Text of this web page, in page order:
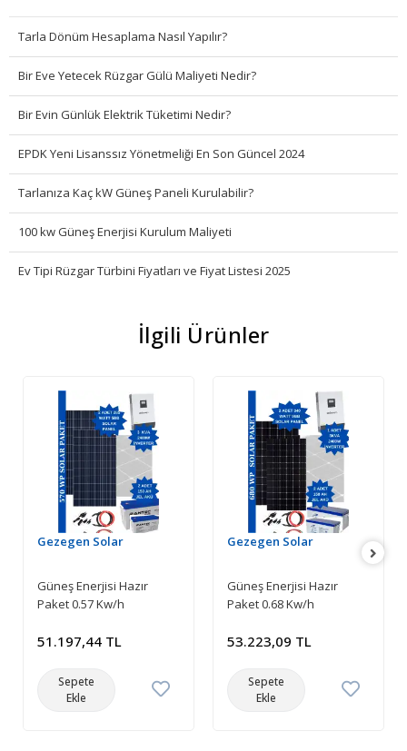
Tarla Dönüm Hesaplama Nasıl Yapılır?
Bir Eve Yetecek Rüzgar Gülü Maliyeti Nedir?
Bir Evin Günlük Elektrik Tüketimi Nedir?
EPDK Yeni Lisanssız Yönetmeliği En Son Güncel 2024
Tarlanıza Kaç kW Güneş Paneli Kurulabilir?
100 kw Güneş Enerjisi Kurulum Maliyeti
Ev Tipi Rüzgar Türbini Fiyatları ve Fiyat Listesi 2025
İlgili Ürünler
Gezegen Solar
Güneş Enerjisi Hazır
Paket 0.57 Kw/h
51.197,44 TL
Sepete
Ekle
Gezegen Solar
Güneş Enerjisi Hazır
Paket 0.68 Kw/h
53.223,09 TL
Sepete
Ekle